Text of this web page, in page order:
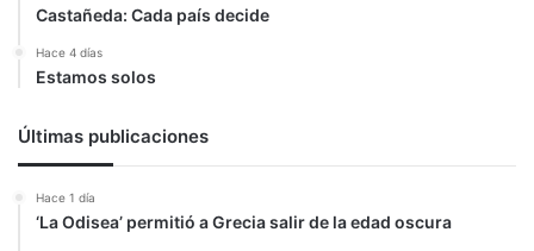
Castañeda: Cada país decide
Hace 4 días
Estamos solos
Últimas publicaciones
Hace 1 día
‘La Odisea’ permitió a Grecia salir de la edad oscura